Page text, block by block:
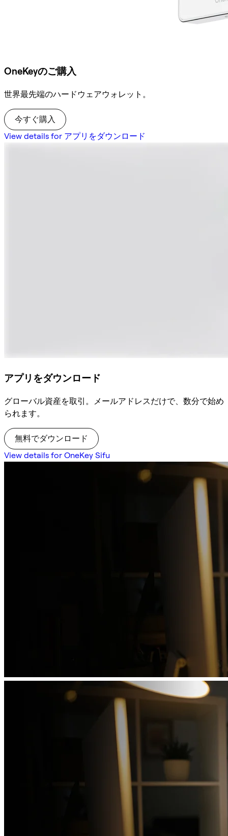
OneKeyのご購入
世界最先端のハードウェアウォレット。
今すぐ購入
View details for アプリをダウンロード
アプリをダウンロード
グローバル資産を取引。メールアドレスだけで、数分で始め
られます。
無料でダウンロード
View details for OneKey Sifu